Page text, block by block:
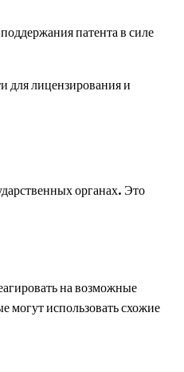
патента в силе
для лицензирования и
органах. Это
на возможные
могут использовать схожие